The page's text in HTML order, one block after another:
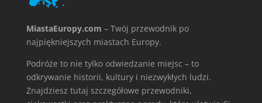
MiastaEuropy.com – Twój przewodnik po
najpiękniejszych miastach Europy.
Podróże to nie tylko odwiedzanie miejsc – to
odkrywanie historii, kultury i niezwykłych ludzi.
Znajdziesz tutaj szczegółowe przewodniki,